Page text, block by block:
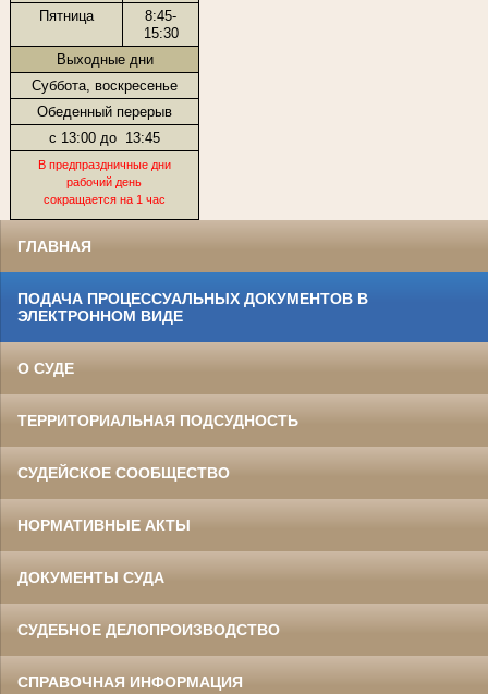
Пятница
8:45-
15:30
Выходные дни
Суббота, воскресенье
Обеденный перерыв
с 13:00 до 13:45
В предпраздничные дни
рабочий день
сокращается на 1 час
ГЛАВНАЯ
ПОДАЧА ПРОЦЕССУАЛЬНЫХ ДОКУМЕНТОВ В
ЭЛЕКТРОННОМ ВИДЕ
О СУДЕ
ТЕРРИТОРИАЛЬНАЯ ПОДСУДНОСТЬ
СУДЕЙСКОЕ СООБЩЕСТВО
НОРМАТИВНЫЕ АКТЫ
ДОКУМЕНТЫ СУДА
СУДЕБНОЕ ДЕЛОПРОИЗВОДСТВО
СПРАВОЧНАЯ ИНФОРМАЦИЯ